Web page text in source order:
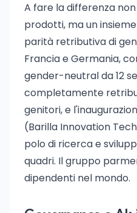
A fare la differenza
prodotti, ma un
parità retributiva di
Francia e Germania,
gender-neutral da 12
completamente
genitori, e
(Barilla Innovation
polo di ricerca e
quadri. Il gruppo
dipendenti nel mondo.